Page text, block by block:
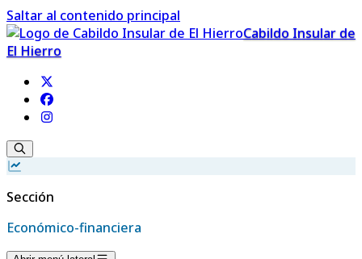
Saltar al contenido principal
Cabildo Insular de
El Hierro
Sección
Económico-financiera